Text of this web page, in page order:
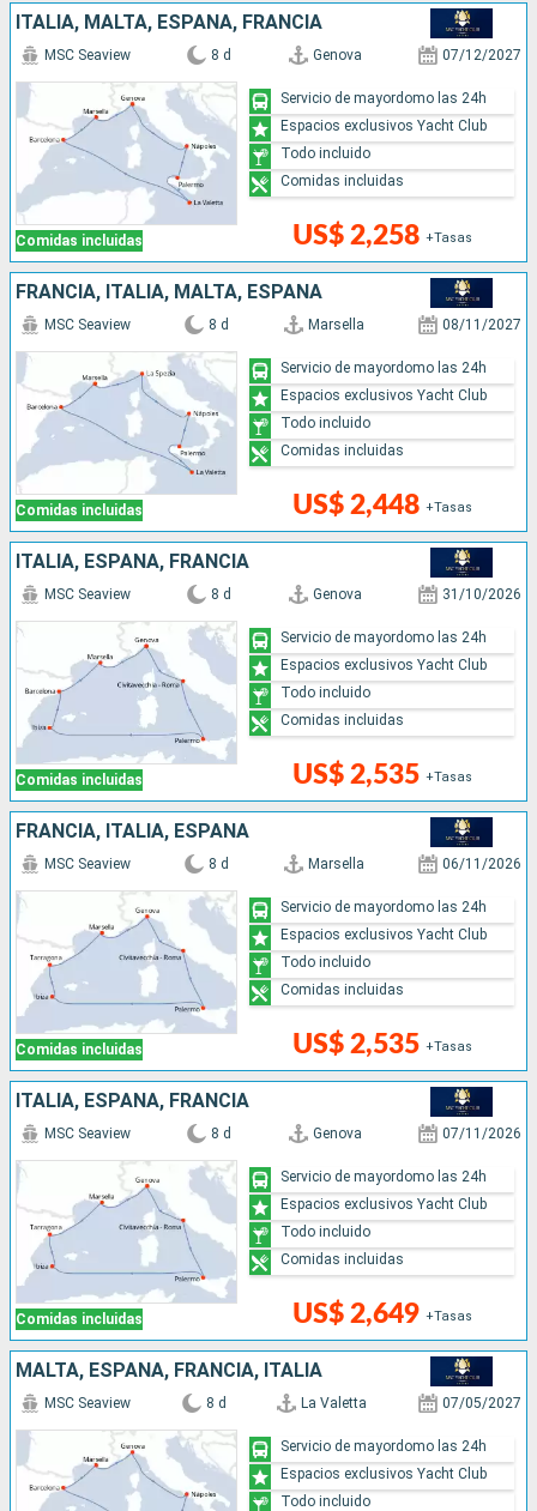
ITALIA, MALTA, ESPAÑA, FRANCIA
Comidas incluidas
MSC Seaview 8 d Genova 07/12/2027
US$ 2,258 +Tasas
Servicio de mayordomo las 24h
Espacios exclusivos Yacht Club
Todo incluido
Comidas incluidas
FRANCIA, ITALIA, MALTA, ESPAÑA
Comidas incluidas
MSC Seaview 8 d Marsella 08/11/2027
US$ 2,448 +Tasas
Servicio de mayordomo las 24h
Espacios exclusivos Yacht Club
Todo incluido
Comidas incluidas
ITALIA, ESPAÑA, FRANCIA
Comidas incluidas
MSC Seaview 8 d Genova 31/10/2026
US$ 2,535 +Tasas
Servicio de mayordomo las 24h
Espacios exclusivos Yacht Club
Todo incluido
Comidas incluidas
FRANCIA, ITALIA, ESPAÑA
Comidas incluidas
MSC Seaview 8 d Marsella 06/11/2026
US$ 2,535 +Tasas
Servicio de mayordomo las 24h
Espacios exclusivos Yacht Club
Todo incluido
Comidas incluidas
ITALIA, ESPAÑA, FRANCIA
Comidas incluidas
MSC Seaview 8 d Genova 07/11/2026
US$ 2,649 +Tasas
Servicio de mayordomo las 24h
Espacios exclusivos Yacht Club
Todo incluido
Comidas incluidas
MALTA, ESPAÑA, FRANCIA, ITALIA
MSC Seaview 8 d La Valetta 07/05/2027
Servicio de mayordomo las 24h
Espacios exclusivos Yacht Club
Todo incluido